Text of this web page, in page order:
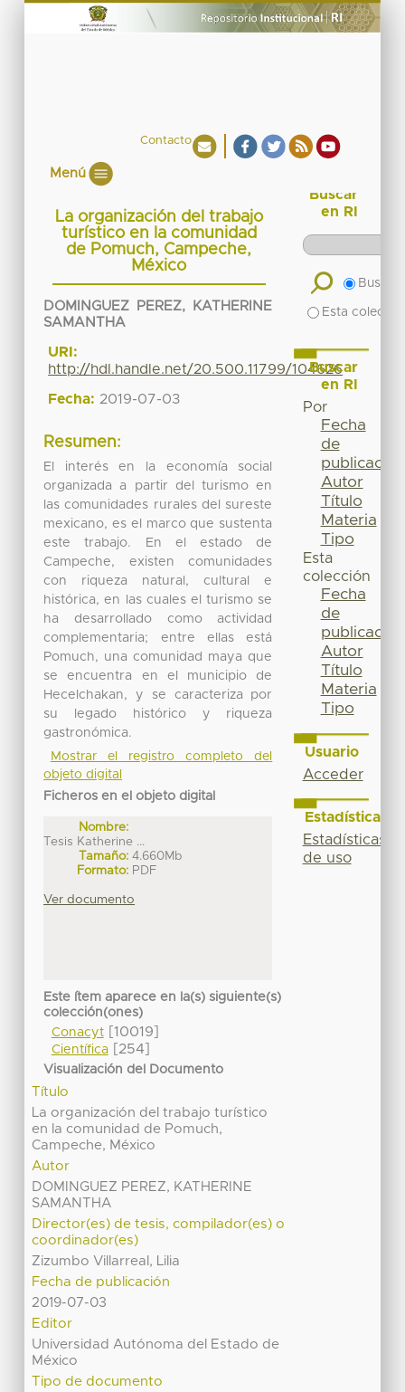
Contacto
Menú
La organización del trabajo
turístico en la comunidad
de Pomuch, Campeche,
México
DOMINGUEZ PEREZ, KATHERINE
SAMANTHA
URI:
http://hdl.handle.net/20.500.11799/104626
Fecha: 2019-07-03
Resumen:
El interés en la economía social
organizada a partir del turismo en
las comunidades rurales del sureste
mexicano, es el marco que sustenta
este trabajo. En el estado de
Campeche, existen comunidades
con riqueza natural, cultural e
histórica, en las cuales el turismo se
ha desarrollado como actividad
complementaria; entre ellas está
Pomuch, una comunidad maya que
se encuentra en el municipio de
Hecelchakan, y se caracteriza por
su legado histórico y riqueza
gastronómica.
Mostrar el registro completo del
objeto digital
Ficheros en el objeto digital
Nombre:
Tesis Katherine ...
Tamaño: 4.660Mb
Formato: PDF
Ver documento
Este ítem aparece en la(s) siguiente(s)
colección(ones)
Conacyt[10019]
Científica[254]
Visualización del Documento
Título
La organización del trabajo turístico
en la comunidad de Pomuch,
Campeche, México
Autor
DOMINGUEZ PEREZ, KATHERINE
SAMANTHA
Director(es) de tesis, compilador(es) o
coordinador(es)
Zizumbo Villarreal, Lilia
Fecha de publicación
2019-07-03
Editor
Universidad Autónoma del Estado de
México
Tipo de documento
Buscar
en RI
Buscar
Esta
Buscar
en RI
Por
Fecha
de
publicación
Autor
Título
Materia
Tipo
Esta
colección
Fecha
de
publicación
Autor
Título
Materia
Tipo
Usuario
Acceder
Estadísticas
Estadísticas
de uso